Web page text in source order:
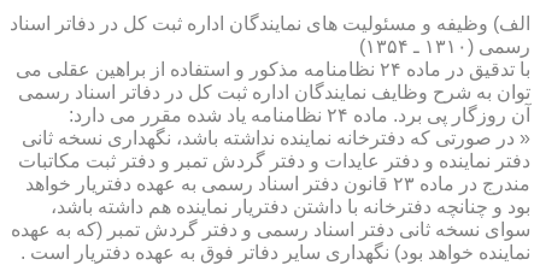
الف) وظیفه و مسئولیت های نمایندگان اداره ثبت كل در دفاتر اسناد
رسمی (۱۳۱۰ ـ ۱۳۵۴)
با تدقیق در ماده ۲۴ نظامنامه مذكور و استفاده از براهین عقلی می
توان به شرح وظایف نمایندگان اداره ثبت كل در دفاتر اسناد رسمی
آن روزگار پی برد. ماده ۲۴ نظامنامه یاد شده مقرر می دارد:
« در صورتی كه دفترخانه نماینده نداشته باشد، نگهداری نسخه ثانی
دفتر نماینده و دفتر عایدات و دفتر گردش تمبر و دفتر ثبت مكاتبات
مندرج در ماده ۲۳ قانون دفتر اسناد رسمی به عهده دفتریار خواهد
بود و چنانچه دفترخانه با داشتن دفتریار نماینده هم داشته باشد،
سوای نسخه ثانی دفتر اسناد رسمی و دفتر گردش تمبر (كه به عهده
نماینده خواهد بود) نگهداری سایر دفاتر فوق به عهده دفتریار است .